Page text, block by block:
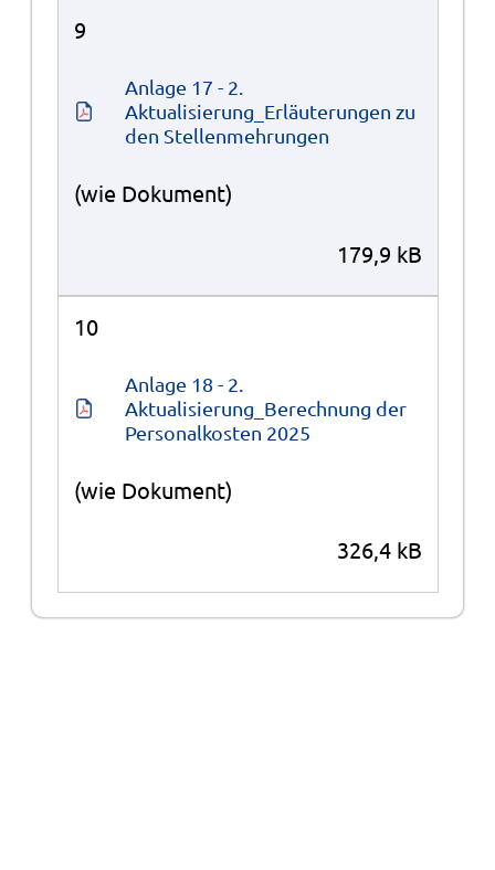
9
Anlage 17 - 2.
Aktualisierung_Erläuterungen zu
den Stellenmehrungen
(wie Dokument)
179,9 kB
10
Anlage 18 - 2.
Aktualisierung_Berechnung der
Personalkosten 2025
(wie Dokument)
326,4 kB